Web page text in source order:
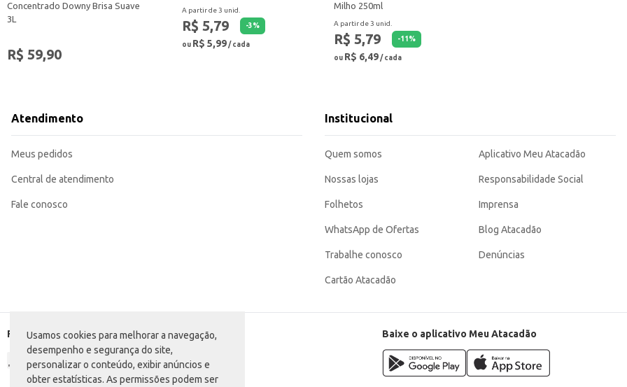
Usamos cookies para melhorar a navegação,
desempenho e segurança do site,
personalizar o conteúdo, exibir anúncios e
obter estatísticas. As permissões podem ser
Concentrado Downy Brisa Suave
3L
R$ 59,90
A partir de 3 unid.
R$ 5,79 -3%
ou R$ 5,99/ cada
Milho 250ml
A partir de 3 unid.
R$ 5,79 -11 %
ou R$ 6,49/ cada
Atendimento
Meus pedidos
Central de atendimento
Fale conosco
Institucional
Quem somos
Nossas lojas
Folhetos
WhatsApp de Ofertas
Trabalhe conosco
Cartão Atacadão
Aplicativo Meu Atacadão
Responsabilidade Social
Imprensa
Blog Atacadão
Denúncias
Formas de pagamento Baixe o aplicativo Meu Atacadão